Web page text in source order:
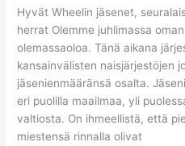
Hyvät Wheelin jäsenet,
herrat Olemme juhlimassa
olemassaoloa. Tänä aikana
kansainvälisten naisjärjestöjen
jäsenienmääränsä osalta.
eri puolilla maailmaa, yli
valtiosta. On ihmeellistä, että
miestensä rinnalla olivat